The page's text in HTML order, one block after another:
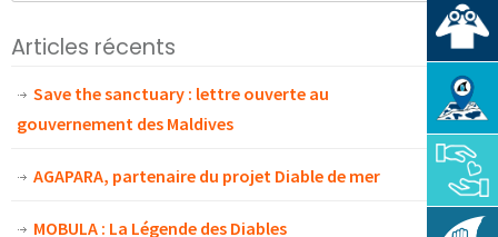
Articles récents
Save the sanctuary : lettre ouverte au
gouvernement des Maldives
AGAPARA, partenaire du projet Diable de mer
MOBULA : La Légende des Diables